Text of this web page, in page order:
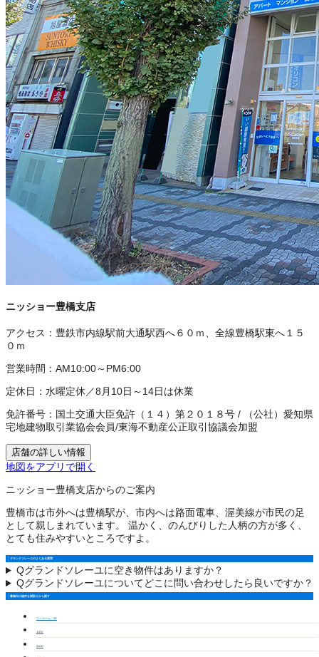
ニッショー豊橋支店
アクセス： 豊鉄市内線駅前大通駅西へ６０ｍ、全線豊橋駅東へ１５
０ｍ
営業時間： AM10:00～PM6:00
定休日： 水曜定休／8月10日～14日は休業
免許番号： 国土交通大臣免許（１４）第２０１８号 /
（公社）愛知県
宅地建物取引業協会会員/東海不動産公正取引協議会加盟
店舗の詳しい情報
地図をアプリで開く
ニッショー豊橋支店からのご案内
豊橋市は市外へは豊橋駅が、市内へは路面電車、渥美線が市民の足
として親しまれています。 温かく、のんびりした人柄の方が多く、
とても住みやすいところですよ。
グランドソレーユのよくある質問
Qグランドソレーユに空き物件はありますか？
Qグランドソレーユについてどこに問い合わせしたら良いですか？
豊橋市の物件を間取りから探す
ワンルーム・1K
1LDK
2LDK